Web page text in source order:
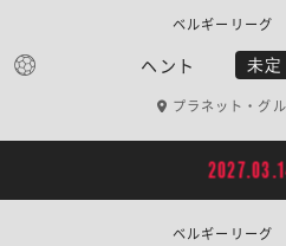
ヘント 未定
ベルギーリー
プラネット・グ
ベルギーリー